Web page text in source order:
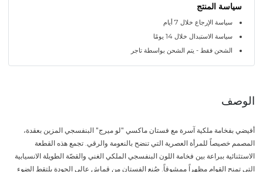
سياسة المنتج
سياسة الإرجاع خلال 7 أيام
سياسة الاستبدال خلال 14 يومًا
الشحن فقط - يتم الشحن بواسطة تاجر
الوصف
أفيضي بفخامة ملكية آسرة مع فستان ماكسي "لو ميرج" البنفسجي المزين بعقدة،
المصمم خصيصاً للمرأة العصرية التي تنضح بالنعومة والرقي. تجمع هذه القطعة
الاستثنائية ببراعة بين فخامة اللون البنفسجي الملكي الغني والقصّة الطويلة الانسيابية
التي تمنح القوام مظهراً ممشوقاً. صُنع الفستان من قماش عالي الجودة يلتقط الضوء